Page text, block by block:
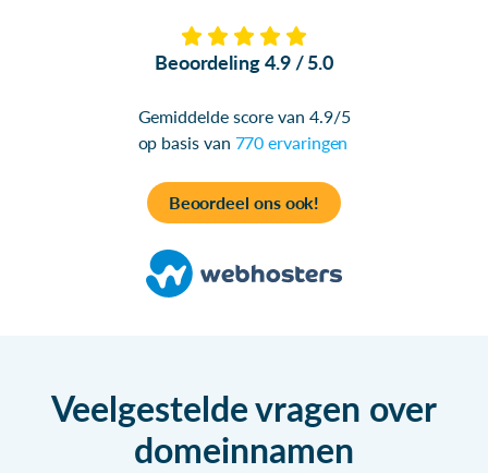
Beoordeling 4.9 / 5.0
Gemiddelde score van 4.9/5
op basis van 770 ervaringen
Beoordeel ons ook!
Veelgestelde vragen over
domeinnamen